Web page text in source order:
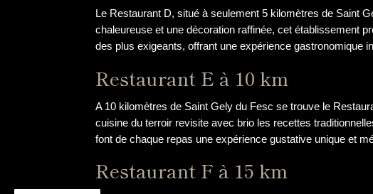
Le Restaurant D, situé à seulement 5 kilomètres de Saint
chaleureuse et une décoration raffinée, cet établissement
des plus exigeants, offrant une expérience gastronomique
Restaurant E à 10 km
A 10 kilomètres de Saint Gely du Fesc se trouve le
cuisine du terroir revisite avec brio les recettes
font de chaque repas une expérience gustative unique et
Restaurant F à 15 km